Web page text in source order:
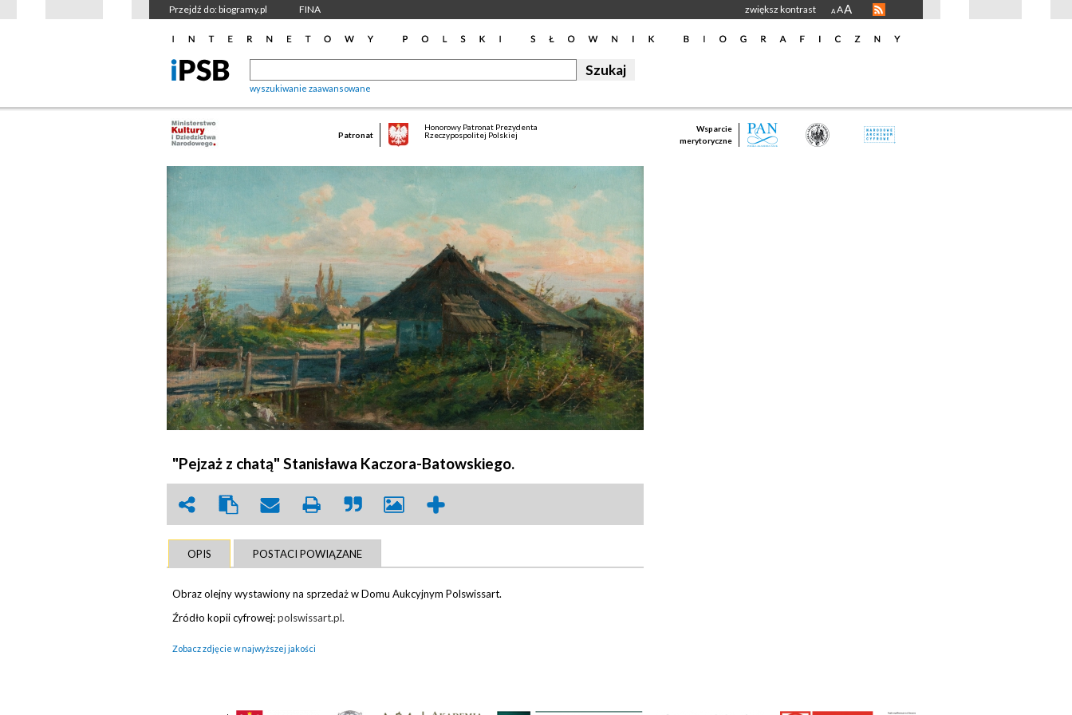
Przejdź do: biogramy.pl FINA zwiększ kontrast A AA
wyszukiwanie zaawansowane
Patronat
Honorowy Patronat Prezydenta
Rzeczypospolitej Polskiej
Wsparcie
merytoryczne
"Pejzaż z chatą" Stanisława Kaczora-Batowskiego.
OPIS POSTACI POWIĄZANE
Obraz olejny wystawiony na sprzedaż w Domu Aukcyjnym Polswissart.
Źródło kopii cyfrowej:polswissart.pl.
Zobacz zdjęcie w najwyższej jakości